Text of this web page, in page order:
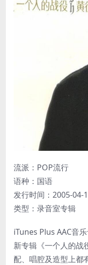
流派：POP流行
语种：国语
发行时间：2005-04-
类型：录音室专辑
iTunes Plus AAC音乐
新专辑《一个人的战
配、唱腔及造型上都